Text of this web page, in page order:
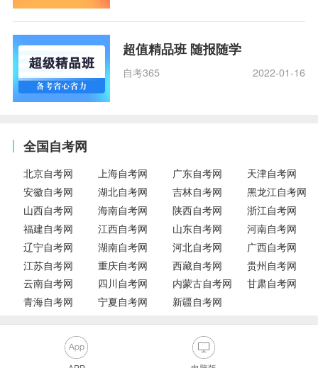
超值精品班 随报随学
自考365 2022-01-16
全国自考网
北京自考网 上海自考网 广东自考网
天津自考网
安徽自考网
湖北自考网 吉林自考网
黑龙江自考网
山西自考网
海南自考网 陕西自考网
浙江自考网
福建自考网
江西自考网 山东自考网
河南自考网
辽宁自考网
湖南自考网 河北自考网
广西自考网
江苏自考网
重庆自考网 西藏自考网
贵州自考网
云南自考网
四川自考网 内蒙古自考网
甘肃自考网
青海自考网
宁夏自考网 新疆自考网